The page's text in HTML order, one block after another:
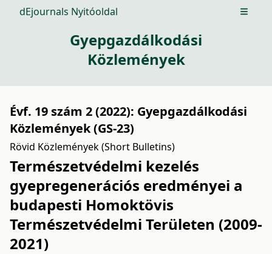
dEjournals Nyitóoldal Open
Gyepgazdálkodási
Közlemények
Évf. 19 szám 2 (2022): Gyepgazdálkodási
Közlemények (GS-23)
Rövid Közlemények (Short Bulletins)
Természetvédelmi kezelés
gyepregenerációs eredményei a
budapesti Homoktövis
Természetvédelmi Területen (2009-
2021)